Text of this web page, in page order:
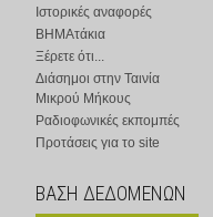
Ιστορικές αναφορές
ΒΗΜΑτάκια
Ξέρετε ότι...
Διάσημοι στην Ταινία
Μικρού Μήκους
Ραδιοφωνικές εκπομπές
Προτάσεις για το site
ΒΑΣΗ ΔΕΔΟΜΕΝΩΝ